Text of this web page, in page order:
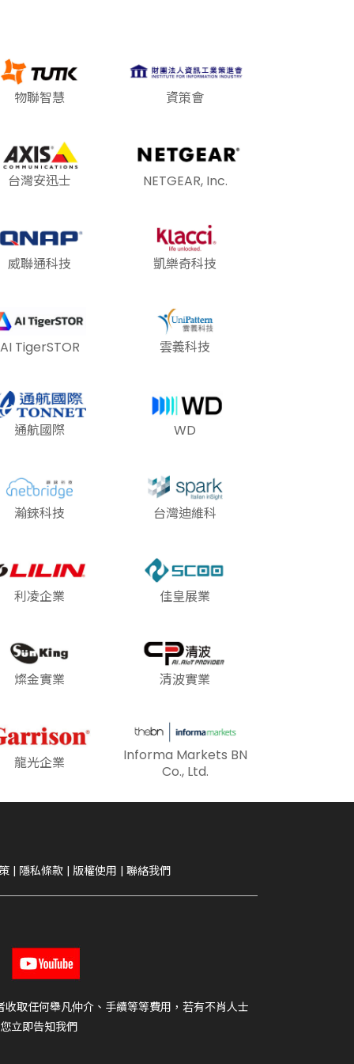
物聯智慧 資策會
台灣安迅士 NETGEAR, Inc.
威聯通科技 凱樂奇科技
AI TigerSTOR 雲義科技
通航國際 WD
瀚錸科技 台灣迪維科
利凌企業 佳皇展業
燦金實業 清波實業
龍光企業
Informa Markets BN
Co., Ltd.
| 隱私條款 | 版權使用 | 聯絡我們
收取任何舉凡仲介、手續等等費用，若有不肖人士
立即告知我們